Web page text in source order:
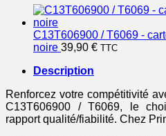
noire
C13T606900 / T6069 -
noire 39,90 € TTC
Description
Renforcez votre compétitivité
C13T606900 / T6069, le
rapport qualité/fiabilité. Chez